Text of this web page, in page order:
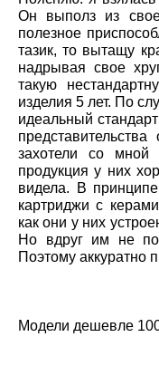
Он выполз из
полезное
тазик, то вытащу
надрывая свое
такую
изделия 5 лет. По
идеальный
захотели со мной
продукция у них
видела. В
картриджи с
как они у них
Но вдруг им не
Поэтому аккуратно
Модели дешевле